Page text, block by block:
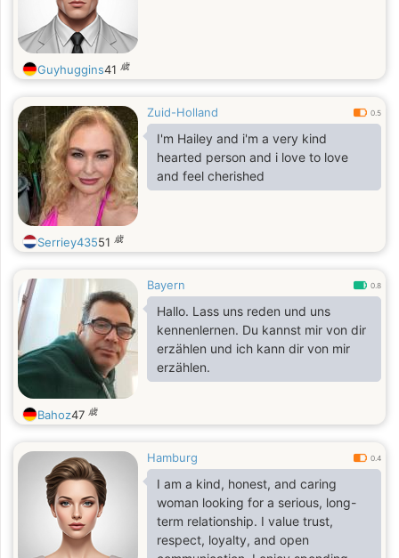
Guyhuggins41 歳
Zuid-Holland 0.5
I'm Hailey and i'm a very kind
hearted person and i love to love
and feel cherished
Serriey43551 歳
Bayern 0.8
Hallo. Lass uns reden und uns
kennenlernen. Du kannst mir von dir
erzählen und ich kann dir von mir
erzählen.
Bahoz47 歳
Hamburg 0.4
I am a kind, honest, and caring
woman looking for a serious, long-
term relationship. I value trust,
respect, loyalty, and open